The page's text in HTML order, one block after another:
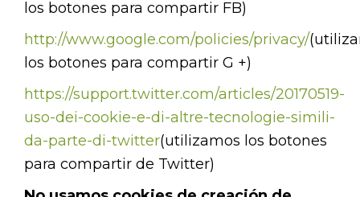
los botones para compartir FB)
http://www.google.com/policies/privacy/
los botones para compartir G +)
https://support.twitter.com/articles/20170519-
uso-dei-cookie-e-di-altre-tecnologie-simili-
da-parte-di-twitter(utilizamos los botones
para compartir de Twitter)